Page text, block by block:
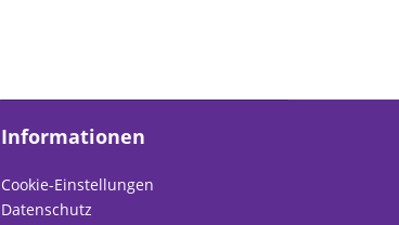
Informationen
Cookie-Einstellungen
Datenschutz